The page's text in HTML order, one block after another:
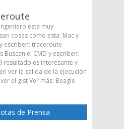
está muy
cosas como esta: Mac y
escriben: traceroute
Buscan el CMD y escriben:
resultado es interesante y
ver la salida de la ejecución
el gist Ver más: Beagle
de Prensa